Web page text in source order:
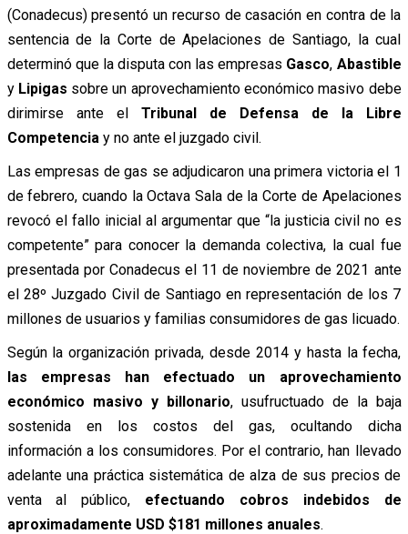
(Conadecus) presentó un recurso de casación en contra de la
sentencia de la Corte de Apelaciones de Santiago, la cual
determinó que la disputa con las empresas Gasco, Abastible
yLipigas sobre un aprovechamiento económico masivo debe
dirimirse ante elTribunal de Defensa de la Libre
Competencia y no ante el juzgado civil.
Las empresas de gas se adjudicaron una primera victoria el 1
de febrero, cuando la Octava Sala de la Corte de Apelaciones
revocó el fallo inicial al argumentar que “la justicia civil no es
competente” para conocer la demanda colectiva, la cual fue
presentada por Conadecus el 11 de noviembre de 2021 ante
el 28º Juzgado Civil de Santiago en representación de los 7
millones de usuarios y familias consumidores de gas licuado.
Según la organización privada, desde 2014 y hasta la fecha,
las empresas han efectuado un aprovechamiento
económico masivo y billonario, usufructuado de la baja
sostenida en los costos del gas, ocultando dicha
información a los consumidores. Por el contrario, han llevado
adelante una práctica sistemática de alza de sus precios de
venta al público, efectuando cobros indebidos de
aproximadamente USD $181 millones anuales.